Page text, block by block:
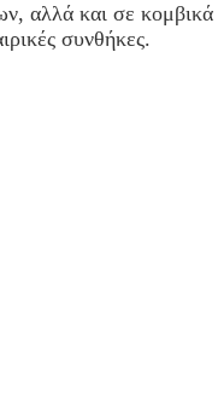
αλλά και σε κομβικά
συνθήκες.